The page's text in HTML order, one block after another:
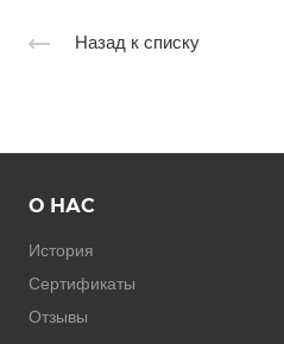
Назад к списку
О НАС
История
Сертификаты
Отзывы